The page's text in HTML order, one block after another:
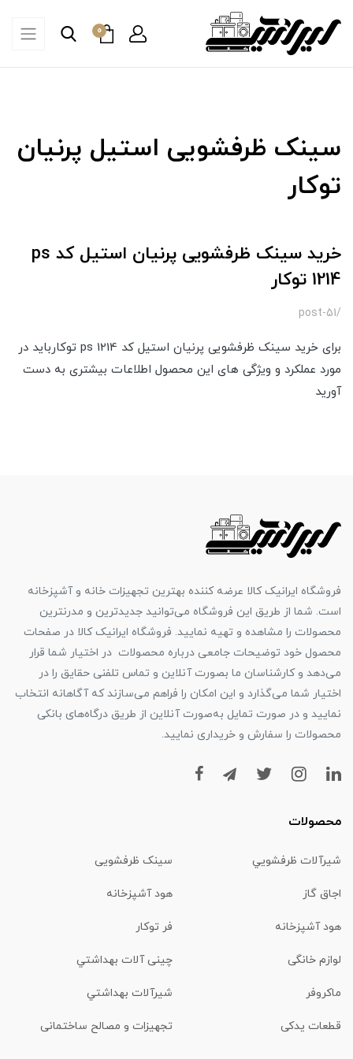
0
سینک ظرفشویی استیل پرنیان
توکار
خرید سینک ظرفشویی پرنیان استیل کد ps
1214 توکار
/post-51
برای خرید سینک ظرفشویی پرنیان استیل کد ps 1214 توکارباید در
مورد عملکرد و ویژگی های این محصول اطلاعات بیشتری به دست
آورید
فروشگاه ایرانیک کالا عرضه کننده بهترین تجهیزات خانه و آشپزخانه
است. شما از طریق این فروشگاه می‌توانید جدیدترین و مدرنترین
محصولات را مشاهده و تهیه نمایید. فروشگاه ایرانیک کالا در صفحات
محصول خود توضیحات جامعی درباره محصولات در اختیار شما قرار
می‌دهد و کارشناسان ما بصورت آنلاین و تماس تلفنی حقایق را در
اختیار شما می‌گذارد و این امکان را فراهم می‌سازند که آگاهانه انتخاب
نمایید و در صورت تمایل به‌صورت آنلاین از طریق درگاه‌های بانکی
محصولات را سفارش و خریداری نمایید.
محصولات
شیرآلات ظرفشويي سینک ظرفشویی
اجاق گاز هود آشپزخانه
هود آشپزخانه فر توکار
لوازم خانگی چینی آلات بهداشتي
ماكروفر شیرآلات بهداشتي
قطعات یدکی تجهیزات و مصالح ساختمانی